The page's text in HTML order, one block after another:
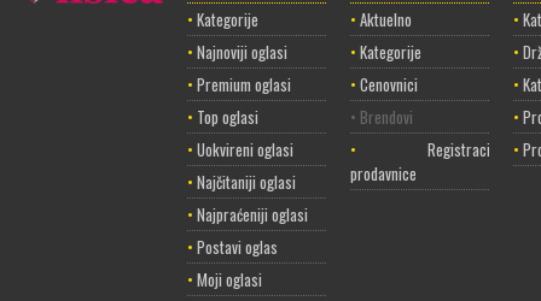
• Kategorije
• Najnoviji oglasi
• Premium oglasi
• Top oglasi
• Uokvireni oglasi
• Najčitaniji oglasi
• Najpraćeniji oglasi
• Postavi oglas
• Moji oglasi
• Aktuelno
• Kategorije
• Cenovnici
• Brendovi
• Registracija
prodavnice
•
•
•
•
•